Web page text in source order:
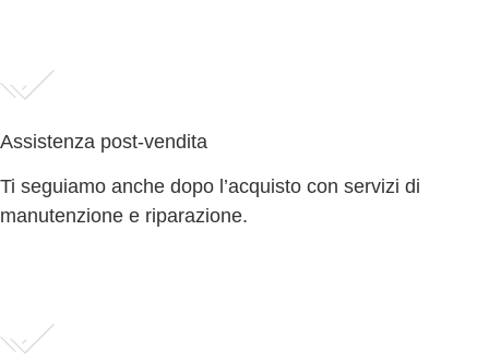
Assistenza post-vendita
Ti seguiamo anche dopo l’acquisto con servizi di
manutenzione e riparazione.